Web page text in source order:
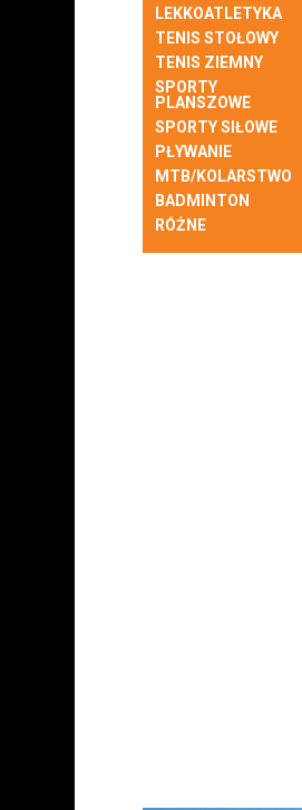
LEKKOATLETYKA
TENIS STOŁOWY
TENIS ZIEMNY
SPORTY
PLANSZOWE
SPORTY SIŁOWE
PŁYWANIE
MTB/KOLARSTWO
BADMINTON
RÓŻNE